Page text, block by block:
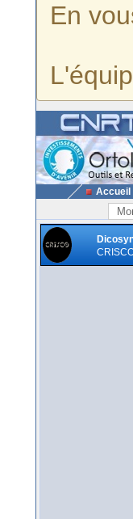
En
Accueil